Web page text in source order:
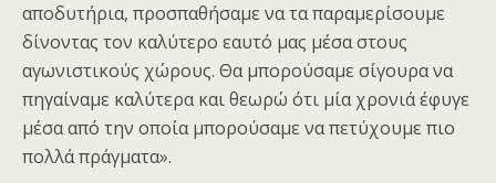
αποδυτήρια, προσπαθήσαμε να τα παραμερίσουμε
δίνοντας τον καλύτερο εαυτό μας μέσα στους
αγωνιστικούς χώρους. Θα μπορούσαμε σίγουρα να
πηγαίναμε καλύτερα και θεωρώ ότι μία χρονιά έφυγε
μέσα από την οποία μπορούσαμε να πετύχουμε πιο
πολλά πράγματα».